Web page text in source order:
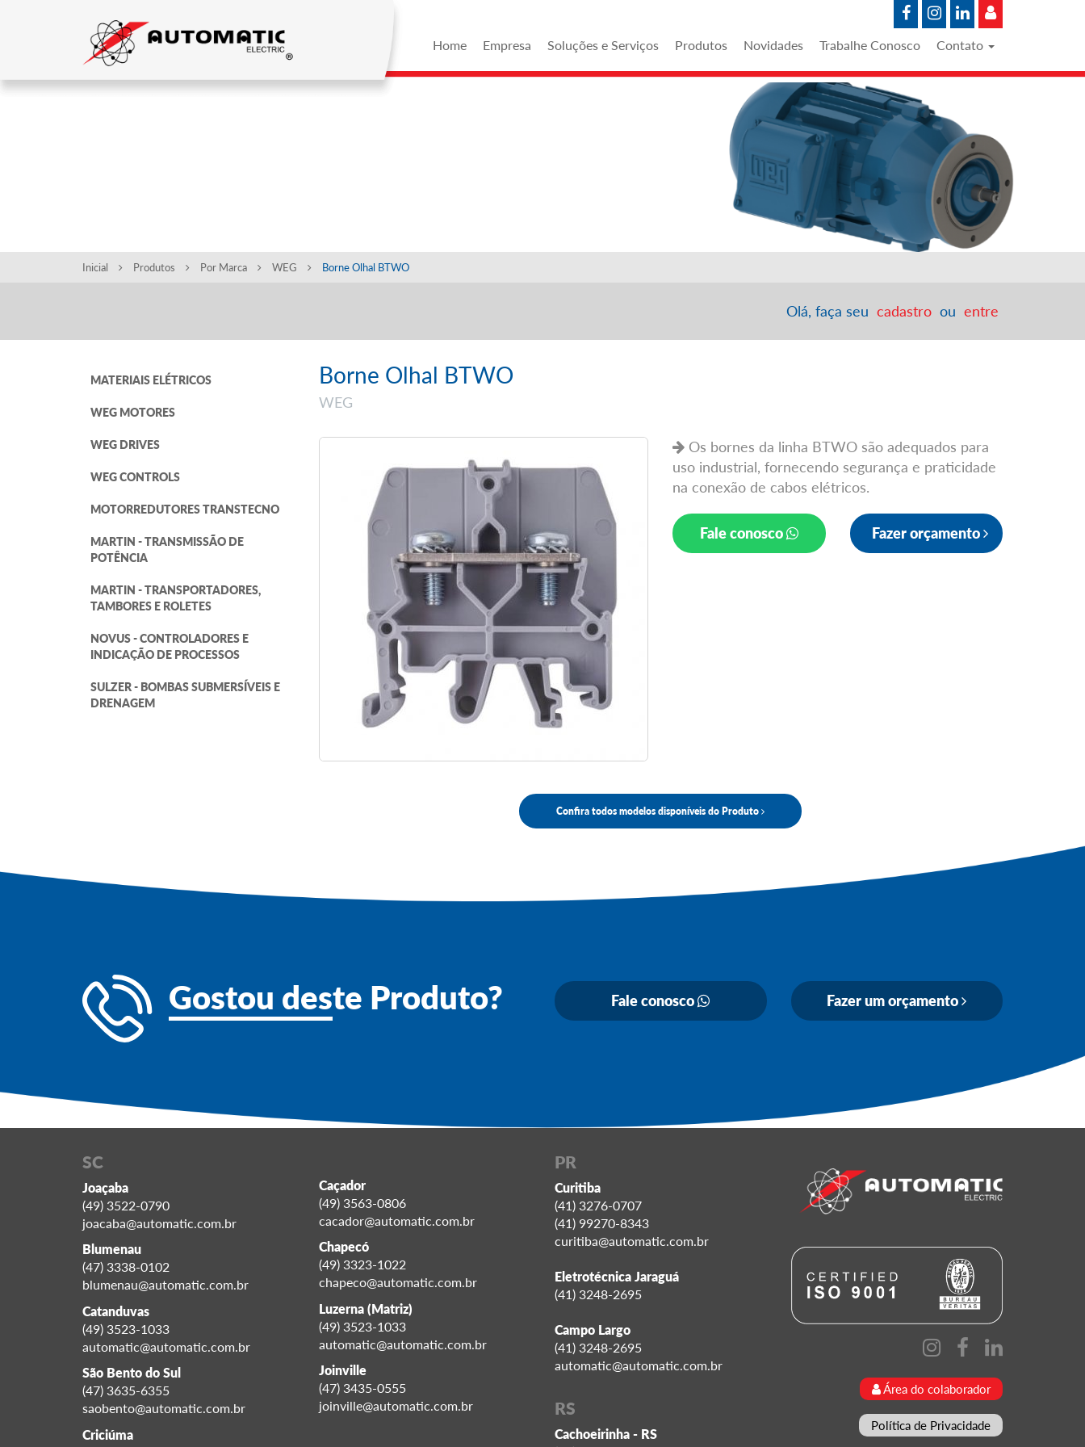
Home Empresa Soluções e Serviços Produtos Novidades Trabalhe Conosco Contato
Inicial Produtos Por Marca WEG Borne Olhal BTWO
Olá, faça seu cadastro ou entre
MATERIAIS ELÉTRICOS
WEG MOTORES
WEG DRIVES
WEG CONTROLS
MOTORREDUTORES TRANSTECNO
MARTIN - TRANSMISSÃO DE
POTÊNCIA
MARTIN - TRANSPORTADORES,
TAMBORES E ROLETES
NOVUS - CONTROLADORES E
INDICAÇÃO DE PROCESSOS
SULZER - BOMBAS SUBMERSÍVEIS E
DRENAGEM
Borne Olhal BTWO
WEG
Os bornes da linha BTWO são adequados para
uso industrial, fornecendo segurança e praticidade
na conexão de cabos elétricos.
Fale conosco Fazer orçamento
Confira todos modelos disponíveis do Produto
Gostou deste Produto? Fale conosco Fazer um orçamento
SC
Joaçaba
(49) 3522-0790
joacaba@automatic.com.br
Blumenau
(47) 3338-0102
blumenau@automatic.com.br
Catanduvas
(49) 3523-1033
automatic@automatic.com.br
São Bento do Sul
(47) 3635-6355
saobento@automatic.com.br
Criciúma
Caçador
(49) 3563-0806
cacador@automatic.com.br
Chapecó
(49) 3323-1022
chapeco@automatic.com.br
Luzerna (Matriz)
(49) 3523-1033
automatic@automatic.com.br
Joinville
(47) 3435-0555
joinville@automatic.com.br
PR
Curitiba
(41) 3276-0707
(41) 99270-8343
curitiba@automatic.com.br
Eletrotécnica Jaraguá
(41) 3248-2695
Campo Largo
(41) 3248-2695
automatic@automatic.com.br
RS
Cachoeirinha - RS
Área do colaborador
Política de Privacidade